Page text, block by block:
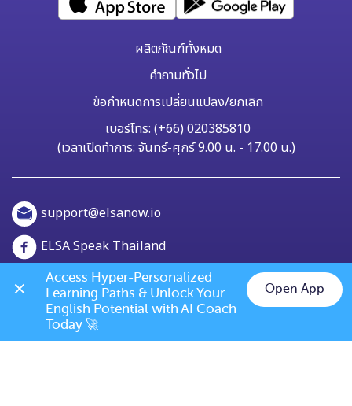
ผลิตภัณฑ์ทั้งหมด
คำถามทั่วไป
ข้อกำหนดการเปลี่ยนแปลง/ยกเลิก
เบอร์โทร: (+66) 020385810
(เวลาเปิดทำการ: จันทร์-ศุกร์ 9.00 น. - 17.00 น.)
support@elsanow.io
ELSA Speak Thailand
Channel ID: @elsaspeak
139 Old Orchard Dr, Los Gatos, CA 95032Chat on LINE
Access Hyper-Personalized
Learning Paths & Unlock Your
English Potential with AI Coach
Today 🚀
Open App